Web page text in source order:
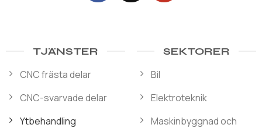
TJÄNSTER
CNC frästa delar
CNC-svarvade delar
Ytbehandling
SEKTORER
Bil
Elektroteknik
Maskinbyggnad och